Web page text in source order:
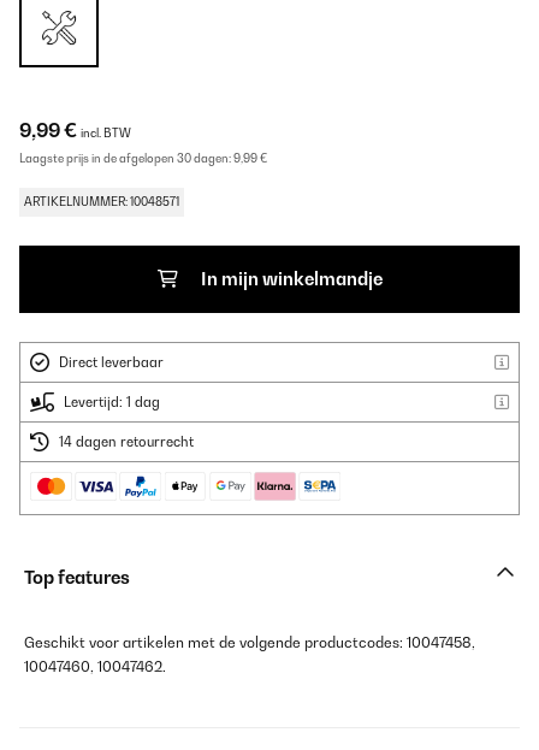
9,99 € incl. BTW
Laagste prijs in de afgelopen 30 dagen:9,99 €
ARTIKELNUMMER: 10048571
In mijn winkelmandje
Direct leverbaar
Levertijd: 1 dag
14 dagen retourrecht
Top features
Geschikt voor artikelen met de volgende productcodes: 10047458,
10047460, 10047462.